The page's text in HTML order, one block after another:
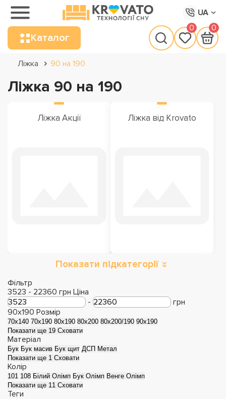
UA
Каталог
0 0
Ліжка 90 на 190
Ліжка 90 на 190
Ліжка Акції Ліжка від Krovato
Ліжка з підйомним
Ліжка з м'яким
Показати підкатегорії
Фільтр
3523 - 22360 грн Ціна
-
грн
90x190 Розмір
70x140 70x190 80x190 80x200 80x200/190 90x190
Показати ще 19 Сховати
Матеріал
Бук Бук масив Бук щит ДСП Метал
Показати ще 1 Сховати
Колір
101 108 Білий Олімп Бук Олімп Венге Олімп
Показати ще 11 Сховати
Теги